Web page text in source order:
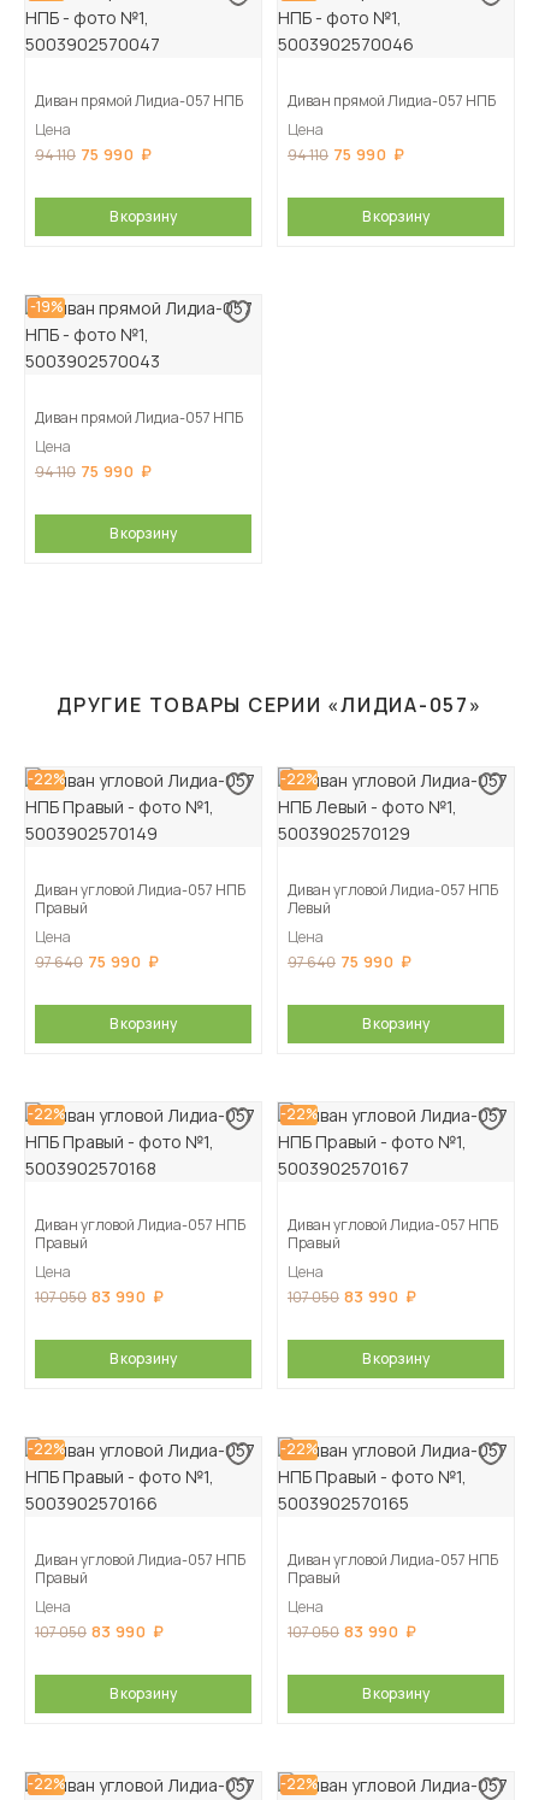
Диван прямой Лидиа-057 НПБ
Цена
94 110 75 990
В корзину
Диван прямой Лидиа-057 НПБ
Цена
94 110 75 990
В корзину
-19%
Диван прямой Лидиа-057 НПБ
Цена
94 110 75 990
В корзину
ДРУГИЕ ТОВАРЫ СЕРИИ «ЛИДИА-057»
-22%
Диван угловой Лидиа-057 НПБ
Правый
Цена
97 640 75 990
В корзину
-22%
Диван угловой Лидиа-057 НПБ
Левый
Цена
97 640 75 990
В корзину
-22%
Диван угловой Лидиа-057 НПБ
Правый
Цена
107 050 83 990
В корзину
-22%
Диван угловой Лидиа-057 НПБ
Правый
Цена
107 050 83 990
В корзину
-22%
Диван угловой Лидиа-057 НПБ
Правый
Цена
107 050 83 990
В корзину
-22%
Диван угловой Лидиа-057 НПБ
Правый
Цена
107 050 83 990
В корзину
-22% -22%